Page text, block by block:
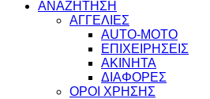
ΑΝΑΖΗΤΗΣΗ
ΑΓΓΕΛΙΕΣ
AUTO-MOTO
ΕΠΙΧΕΙΡΗΣΕΙΣ
ΑΚΙΝΗΤΑ
ΔΙΑΦΟΡΕΣ
ΟΡΟΙ ΧΡΗΣΗΣ